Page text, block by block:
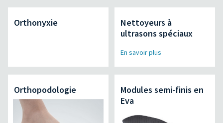
Orthonyxie
Nettoyeurs à
ultrasons spéciaux
En savoir plus
Orthopodologie
Modules semi-finis en
Eva